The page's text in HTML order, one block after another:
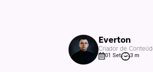
Everton
Criador de
01 Set 3 m